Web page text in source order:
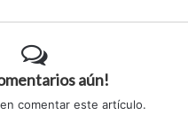
aún!
comentar este artículo.